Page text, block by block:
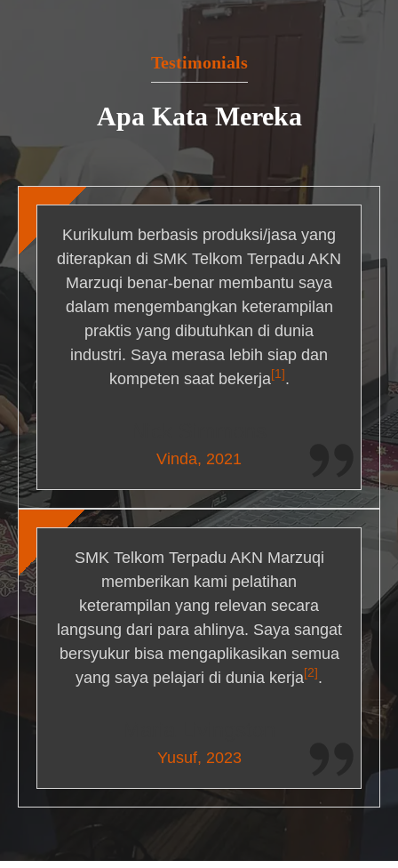
Testimonials
Apa Kata Mereka
Kurikulum berbasis produksi/jasa yang
diterapkan di SMK Telkom Terpadu AKN
Marzuqi benar-benar membantu saya
dalam mengembangkan keterampilan
praktis yang dibutuhkan di dunia
industri. Saya merasa lebih siap dan
kompeten saat bekerja[1] .
Vinda, 2021
SMK Telkom Terpadu AKN Marzuqi
memberikan kami pelatihan
keterampilan yang relevan secara
langsung dari para ahlinya. Saya sangat
bersyukur bisa mengaplikasikan semua
yang saya pelajari di dunia kerja[2] .
Yusuf, 2023